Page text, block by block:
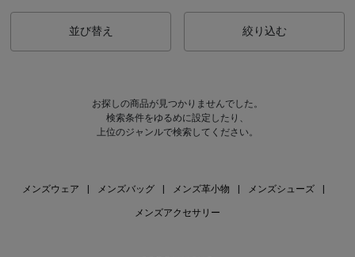
並び替え 絞り込む
お探しの商品が見つかりませんでした。
検索条件をゆるめに設定したり、
上位のジャンルで検索してください。
メンズウェア メンズバッグ メンズ革小物 メンズシューズ
メンズアクセサリー